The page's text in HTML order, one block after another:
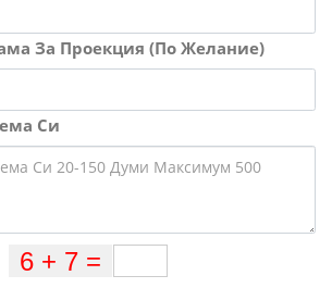
За Проекция (По Желание)
Си